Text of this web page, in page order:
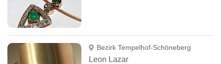
Bezirk Tempelhof-Schöneberg
Leon Lazar